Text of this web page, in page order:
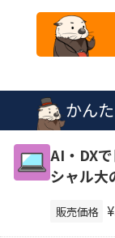
かん
AI・DX
シャル大
販売価格